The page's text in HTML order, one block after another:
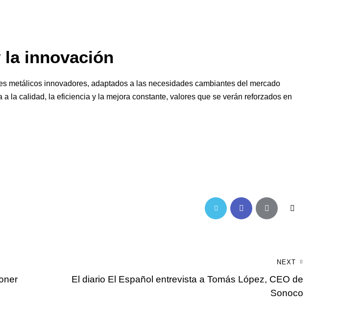
innovación
metálicos innovadores, adaptados a las necesidades cambiantes del mercado
la calidad, la eficiencia y la mejora constante, valores que se verán reforzados en
Twitter- FacebookShare- Copy
clipboard
NEXT
El diario El Español entrevista a Tomás López, CEO de
Sonoco